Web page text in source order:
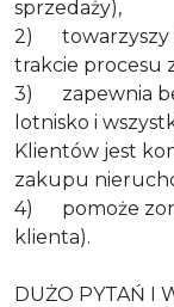
sprzedaży),
2) towarzyszy
trakcie procesu
3) zapewnia
lotnisko i
Klientów jest
zakupu
4) pomoże
klienta).
DUŻO PYTAŃ I